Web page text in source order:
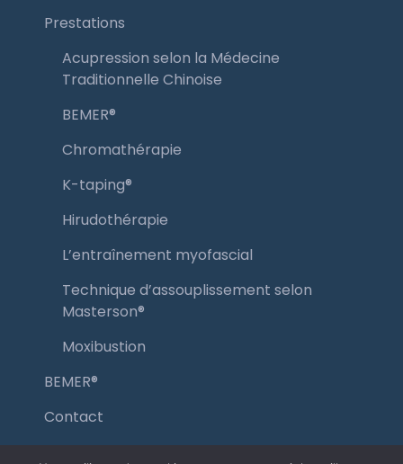
Prestations
Acupression selon la Médecine
Traditionnelle Chinoise
BEMER®️
Chromathérapie
K-taping®️
Hirudothérapie
L’entraînement myofascial
Technique d’assouplissement selon
Masterson®️
Moxibustion
BEMER®️
Contact